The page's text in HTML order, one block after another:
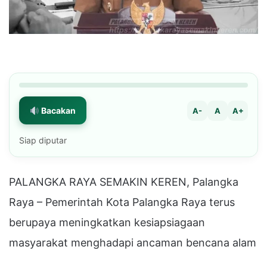
Bacakan A- A A+
Siap diputar
PALANGKA RAYA SEMAKIN KEREN, Palangka
Raya – Pemerintah Kota Palangka Raya terus
berupaya meningkatkan kesiapsiagaan
masyarakat menghadapi ancaman bencana alam